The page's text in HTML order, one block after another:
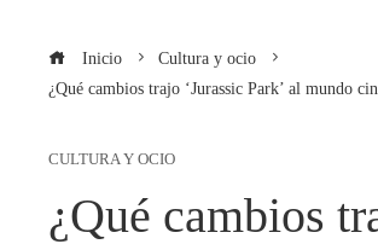
Inicio
Cultura y ocio
¿Qué cambios trajo ‘Jurassic Park’ al mundo
CULTURA Y OCIO
¿Qué cambios